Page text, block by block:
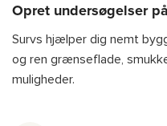
Opret undersøgelser
Survs hjælper dig nemt
og ren grænseflade,
muligheder.